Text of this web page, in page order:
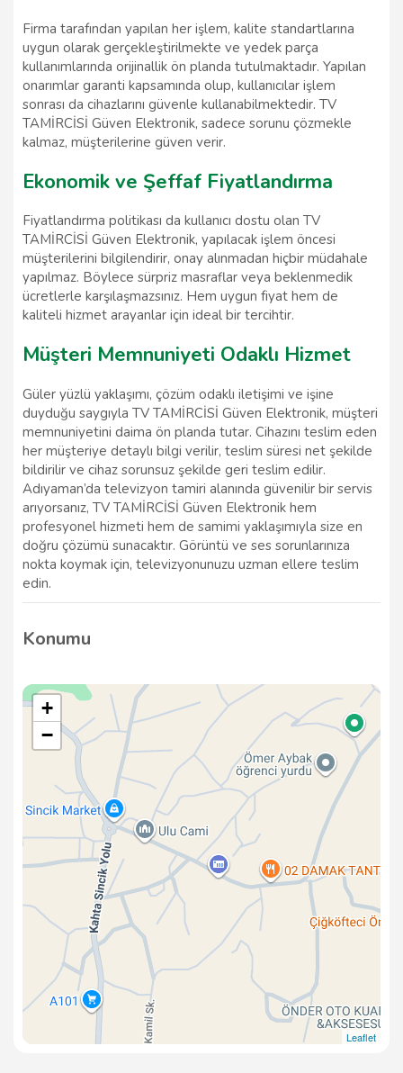
Firma tarafından yapılan her işlem, kalite standartlarına
uygun olarak gerçekleştirilmekte ve yedek parça
kullanımlarında orijinallik ön planda tutulmaktadır. Yapılan
onarımlar garanti kapsamında olup, kullanıcılar işlem
sonrası da cihazlarını güvenle kullanabilmektedir. TV
TAMİRCİSİ Güven Elektronik, sadece sorunu çözmekle
kalmaz, müşterilerine güven verir.
Ekonomik ve Şeffaf Fiyatlandırma
Fiyatlandırma politikası da kullanıcı dostu olan TV
TAMİRCİSİ Güven Elektronik, yapılacak işlem öncesi
müşterilerini bilgilendirir, onay alınmadan hiçbir müdahale
yapılmaz. Böylece sürpriz masraflar veya beklenmedik
ücretlerle karşılaşmazsınız. Hem uygun fiyat hem de
kaliteli hizmet arayanlar için ideal bir tercihtir.
Müşteri Memnuniyeti Odaklı Hizmet
Güler yüzlü yaklaşımı, çözüm odaklı iletişimi ve işine
duyduğu saygıyla TV TAMİRCİSİ Güven Elektronik, müşteri
memnuniyetini daima ön planda tutar. Cihazını teslim eden
her müşteriye detaylı bilgi verilir, teslim süresi net şekilde
bildirilir ve cihaz sorunsuz şekilde geri teslim edilir.
Adıyaman’da televizyon tamiri alanında güvenilir bir servis
arıyorsanız, TV TAMİRCİSİ Güven Elektronik hem
profesyonel hizmeti hem de samimi yaklaşımıyla size en
doğru çözümü sunacaktır. Görüntü ve ses sorunlarınıza
nokta koymak için, televizyonunuzu uzman ellere teslim
edin.
Konumu
+
−
Leaflet